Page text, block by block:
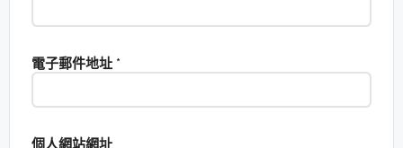
電子郵件地址 *
個人網站網址